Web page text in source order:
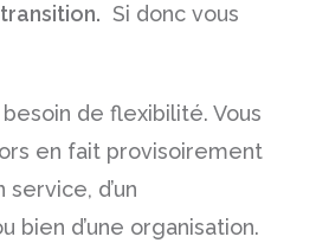
Si donc vous
de flexibilité. Vous
en fait provisoirement
service, d’un
bien d’une organisation.